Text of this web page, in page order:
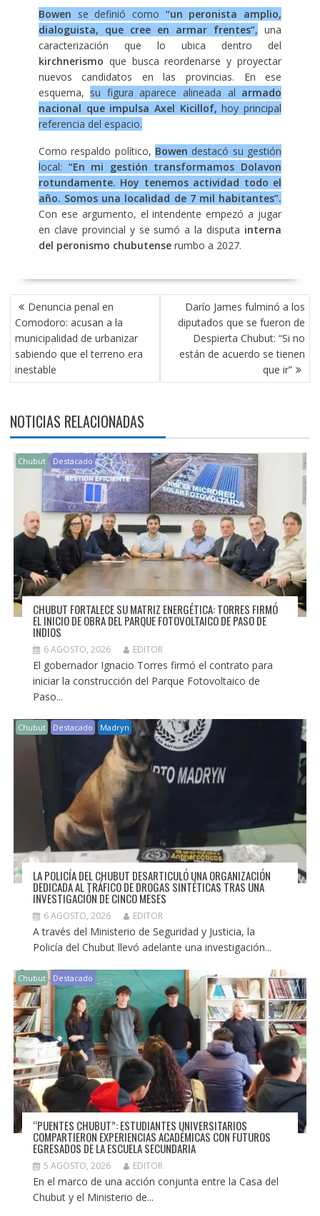
Bowen se definió como “un peronista amplio,
dialoguista, que cree en armar frentes”, una
caracterización que lo ubica dentro del
kirchnerismo que busca reordenarse y proyectar
nuevos candidatos en las provincias. En ese
esquema, su figura aparece alineada al armado
nacional que impulsa Axel Kicillof, hoy principal
referencia del espacio.
Como respaldo político, Bowen destacó su gestión
local: “En mi gestión transformamos Dolavon
rotundamente. Hoy tenemos actividad todo el
año. Somos una localidad de 7 mil habitantes”.
Con ese argumento, el intendente empezó a jugar
en clave provincial y se sumó a la disputa interna
del peronismo chubutenserumbo a 2027.
NAVEGACIÓN
DE
ENTRADAS
Denuncia penal en
Comodoro: acusan a la
municipalidad de urbanizar
sabiendo que el terreno era
inestable
Darío James fulminó a los
diputados que se fueron de
Despierta Chubut: “Si no
están de acuerdo se tienen
que ir”
NOTICIAS RELACIONADAS
Chubut Destacado
CHUBUT FORTALECE SU MATRIZ ENERGÉTICA: TORRES FIRMÓ
EL INICIO DE OBRA DEL PARQUE FOTOVOLTAICO DE PASO DE
INDIOS
6 AGOSTO, 2026 EDITOR
El gobernador Ignacio Torres firmó el contrato para
iniciar la construcción del Parque Fotovoltaico de
Paso...
Chubut Destacado Madryn
LA POLICÍA DEL CHUBUT DESARTICULÓ UNA ORGANIZACIÓN
DEDICADA AL TRÁFICO DE DROGAS SINTÉTICAS TRAS UNA
INVESTIGACIÓN DE CINCO MESES
6 AGOSTO, 2026 EDITOR
A través del Ministerio de Seguridad y Justicia, la
Policía del Chubut llevó adelante una investigación...
Chubut Destacado
“PUENTES CHUBUT”: ESTUDIANTES UNIVERSITARIOS
COMPARTIERON EXPERIENCIAS ACADÉMICAS CON FUTUROS
EGRESADOS DE LA ESCUELA SECUNDARIA
5 AGOSTO, 2026 EDITOR
En el marco de una acción conjunta entre la Casa del
Chubut y el Ministerio de...